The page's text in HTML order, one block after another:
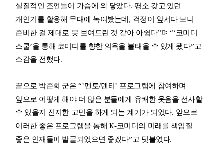
실질적인 조언들이 가슴에 와 닿았다. 평소 갖고 있던
개인기를 활용해 무대에 녹여봤는데 , 걱정이 앞서다 보니
준비한 걸 제대로 못 보여드린 것 같아 아쉽다”며 “‘코미디
스쿨’을 통해 코미디를 향한 의욕을 불태울 수 있게 됐다”고
소감을 전했다.
끝으로 박준희 군은“’멘토/멘티 ’ 프로그램에 참여하며
앞으로 어떻게 해야 더 많은 분들에게 유쾌한 웃음을 선사할
수 있을지 진지한 고민을 하게 되는 계기가 되었다. 앞으로
이러한 좋은 프로그램을 통해 K-코미디의 미래를 책임질
좋은 인재들이 발굴되었으면 좋겠다”고 덧붙였다.